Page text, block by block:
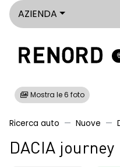
AZIENDA
Mostra le 6 foto
Ricerca auto Nuove
DACIA